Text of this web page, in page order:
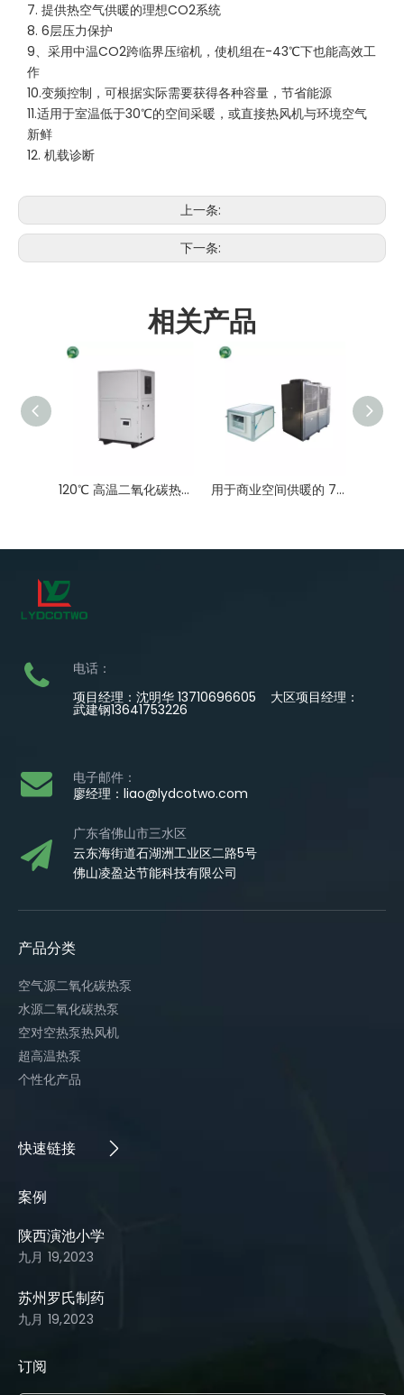
7. 提供热空气供暖的理想CO2系统
8. 6层压力保护
9、采用中温CO2跨临界压缩机，使机组在-43℃下也能高效工
作
10.变频控制，可根据实际需要获得各种容量，节省能源
11.适用于室温低于30℃的空间采暖，或直接热风机与环境空气
新鲜
12. 机载诊断
上一条:
下一条:
相关产品
120℃ 高温二氧化碳热泵热风机 用于商业空间供暖的 75KW 空气对空气 CO2 热泵
电话：
项目经理：沈明华 13710696605 大区项目经理：
武建钢13641753226
电子邮件：
廖经理：liao@lydcotwo.com
广东省佛山市三水区
云东海街道石湖洲工业区二路5号
佛山凌盈达节能科技有限公司
产品分类
空气源二氧化碳热泵
水源二氧化碳热泵
空对空热泵热风机
超高温热泵
个性化产品
快速链接​​​​​​​
案例​​​​​​​
陕西演池小学
九月 19,2023
苏州罗氏制药
九月 19,2023
订阅​​​​​​​